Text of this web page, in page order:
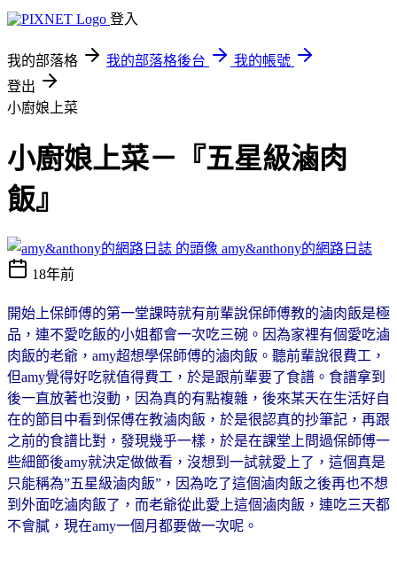
登入
我的部落格 我的部落格後台
我的帳號
登出
小廚娘上菜
小廚娘上菜－『五星級滷肉
飯』
amy&anthony的網路日誌
18年前
開始上保師傅的第一堂課時就有前輩說保師傅教的滷肉飯是極
品，連不愛吃飯的小姐都會一次吃三碗。因為家裡有個愛吃滷
肉飯的老爺，amy超想學保師傅的滷肉飯。聽前輩說很費工，
但amy覺得好吃就值得費工，於是跟前輩要了食譜。食譜拿到
後一直放著也沒動，因為真的有點複雜，後來某天在生活好自
在的節目中看到保傅在教滷肉飯，於是很認真的抄筆記，再跟
之前的食譜比對，發現幾乎一樣，於是在課堂上問過保師傅一
些細節後amy就決定做做看，沒想到一試就愛上了，這個真是
只能稱為”五星級滷肉飯”，因為吃了這個滷肉飯之後再也不想
到外面吃滷肉飯了，而老爺從此愛上這個滷肉飯，連吃三天都
不會膩，現在amy一個月都要做一次呢。